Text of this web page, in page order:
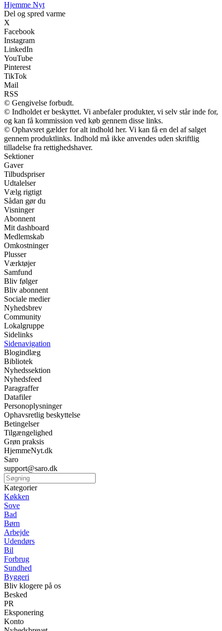
Hjemme Nyt
Del og spred varme
X
Facebook
Instagram
LinkedIn
YouTube
Pinterest
TikTok
Mail
RSS
© Gengivelse forbudt.
© Indholdet er beskyttet. Vi anbefaler produkter, vi selv står inde for,
og kan få kommission ved køb gennem disse links.
© Ophavsret gælder for alt indhold her. Vi kan få en del af salget
gennem produktlinks. Indhold må ikke anvendes uden skriftlig
tilladelse fra rettighedshaver.
Sektioner
Gaver
Tilbudspriser
Udtalelser
Vælg rigtigt
Sådan gør du
Visninger
Abonnent
Mit dashboard
Medlemskab
Omkostninger
Plusser
Værktøjer
Samfund
Bliv følger
Bliv abonnent
Sociale medier
Nyhedsbrev
Community
Lokalgruppe
Sidelinks
Sidenavigation
Blogindlæg
Bibliotek
Nyhedssektion
Nyhedsfeed
Paragraffer
Datafiler
Personoplysninger
Ophavsretlig beskyttelse
Betingelser
Tilgængelighed
Grøn praksis
HjemmeNyt.dk
Saro
support@saro.dk
Kategorier
Køkken
Sove
Bad
Børn
Arbejde
Udendørs
Bil
Forbrug
Sundhed
Byggeri
Bliv klogere på os
Besked
PR
Eksponering
Konto